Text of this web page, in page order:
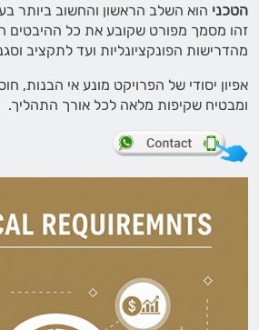
הטכני הוא השלב הראשון והחשוב ביותר
זהו מסמך מפורט שקובע את כל ההיבטים
מהדרישות הפונקציונליות ועד לתקציב
אפיון יסודי של הפרויקט מונע אי הבנות,
ומבטיח שקיפות מלאה לכל אורך התהליך.